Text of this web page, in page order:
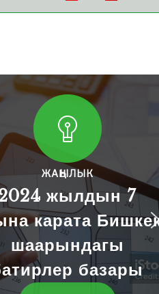
Баалар
ӨТҮҮ